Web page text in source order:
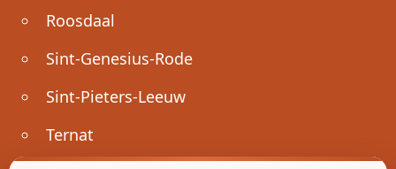
Roosdaal
Sint-Genesius-Rode
Sint-Pieters-Leeuw
Ternat